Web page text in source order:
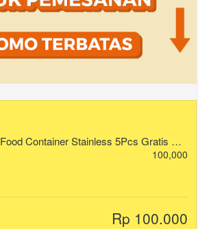
(GA) Food Container Stainless 5Pcs Gratis Sendok
100,000
Rp 100.000